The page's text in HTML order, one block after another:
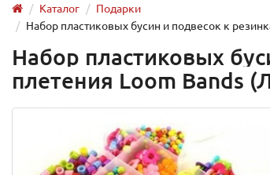
Каталог
Подарки
Набор пластиковых бусин и подвесок к
Набор пластиковых
плетения Loom Bands